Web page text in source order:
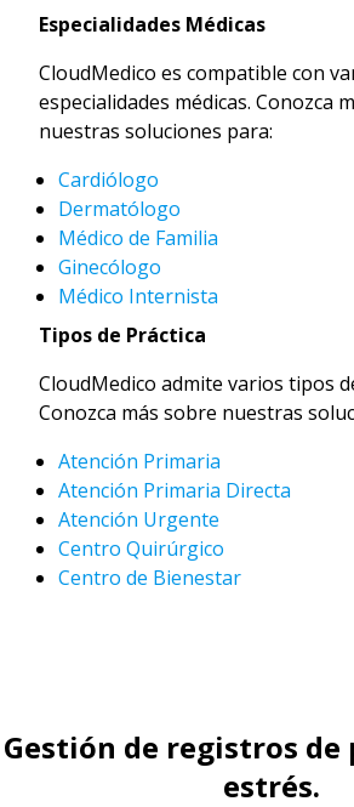
Especialidades Médicas
CloudMedico es compatible con
especialidades médicas. Conozca
nuestras soluciones para:
Cardiólogo
Dermatólogo
Médico de Familia
Ginecólogo
Médico Internista
Tipos de Práctica
CloudMedico admite varios tipos
Conozca más sobre nuestras
Atención Primaria
Atención Primaria Directa
Atención Urgente
Centro Quirúrgico
Centro de Bienestar
Gestión de registros de
estrés.